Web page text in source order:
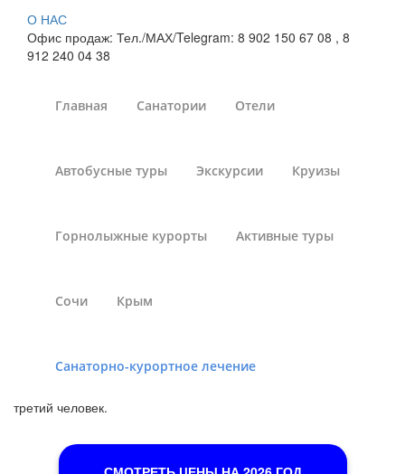
О НАС
Офис продаж: Тел./МАХ/Telegram: 8 902 150 67 08 , 8
912 240 04 38
Главная Санатории Отели
Автобусные туры Экскурсии Круизы
Горнолыжные курорты Активные туры
Сочи Крым
Санаторно-курортное лечение
Лечение дерматита в
санаториях Белокурихи
Санатории России»Санаторно-курортное лечение
является одним из наиболее распространенных заболеваний
третий человек.